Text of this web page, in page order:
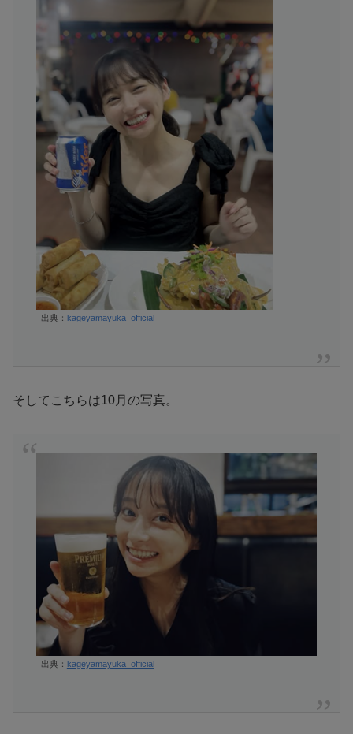
出典： kageyamayuka_official
そしてこちらは10月の写真。
出典： kageyamayuka_official